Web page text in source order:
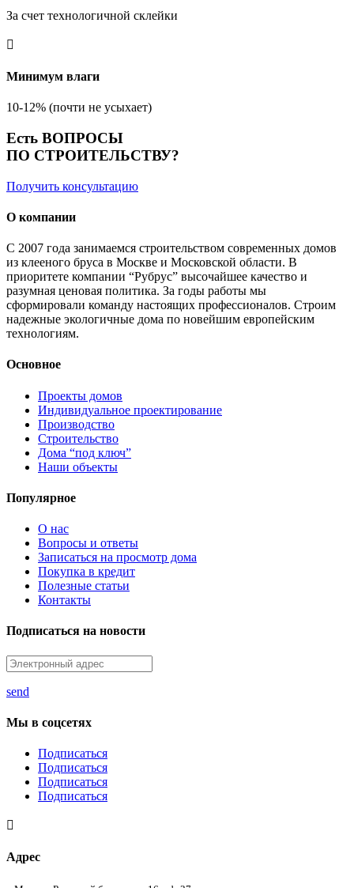
За счет технологичной склейки

Минимум влаги
10-12% (почти не усыхает)
Есть ВОПРОСЫ
ПО СТРОИТЕЛЬСТВУ?
Получить консультацию
О компании
С 2007 года занимаемся строительством современных домов
из клееного бруса в Москве и Московской области. В
приоритете компании “Рубрус” высочайшее качество и
разумная ценовая политика. За годы работы мы
сформировали команду настоящих профессионалов. Строим
надежные экологичные дома по новейшим европейским
технологиям.
Основное
Проекты домов
Индивидуальное проектирование
Производство
Строительство
Дома “под ключ”
Наши объекты
Популярное
О нас
Вопросы и ответы
Записаться на просмотр дома
Покупка в кредит
Полезные статьи
Контакты
Подписаться на новости
send
Мы в соцсетях
Подписаться
Подписаться
Подписаться
Подписаться

Адрес